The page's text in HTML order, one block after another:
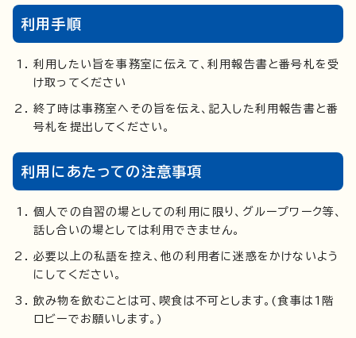
利用手順
利用したい旨を事務室に伝えて、利用報告書と番号札を受
け取ってください
終了時は事務室へその旨を伝え、記入した利用報告書と番
号札を提出してください。
利用にあたっての注意事項
個人での自習の場としての利用に限り、グループワーク等、
話し合いの場としては利用できません。
必要以上の私語を控え、他の利用者に迷惑をかけないよう
にしてください。
飲み物を飲むことは可、喫食は不可とします。(食事は1階
ロビーでお願いします。)